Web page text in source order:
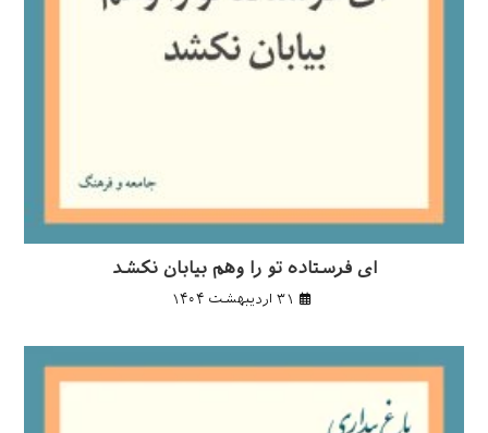
ای فرستاده تو را وهم بیابان نکشد
۳۱ اردیبهشت ۱۴۰۴